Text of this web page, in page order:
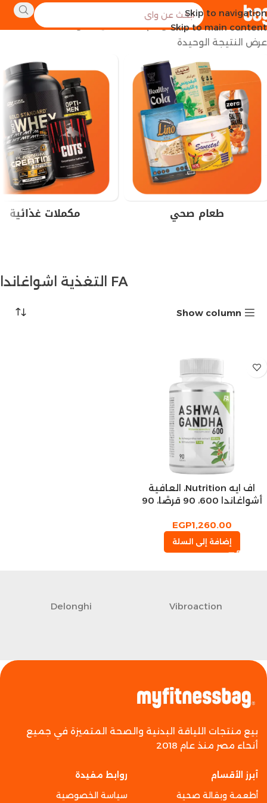
Skip to navigation
Skip to main content
الرئيسية منتجات تحت الوسم “FA التغذية اشواغاندا”
عرض النتيجة الوحيدة
طعام صحي مكملات غذائية
FA التغذية اشواغاندا
Show column
اف ايه Nutrition، العافية
أشواغاندا 600، 90 قرصًا، 90
EGP1,260.00
إضافة إلى السلة
Vibroaction
Delonghi
بيع منتجات اللياقة البدنية والصحة المتميزة في جميع
أنحاء مصر منذ عام 2018
أبرز الأقسام
أطعمة وبقالة صحية
روابط مفيدة
سياسة الخصوصية